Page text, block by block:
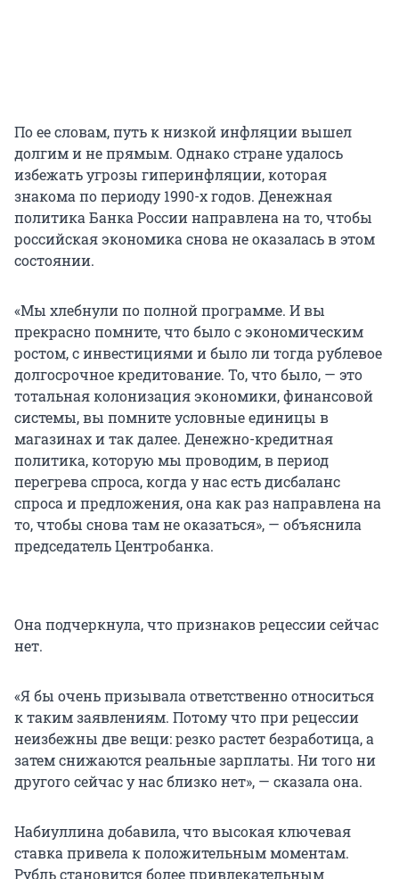
По ее словам, путь к низкой инфляции вышел
долгим и не прямым. Однако стране удалось
избежать угрозы гиперинфляции, которая
знакома по периоду1990-х годов. Денежная
политика Банка России направлена на то, чтобы
российская экономика снова не оказалась в этом
состоянии.
«Мы хлебнули по полной программе. И вы
прекрасно помните, что было с экономическим
ростом, с инвестициями и было ли тогда рублевое
долгосрочное кредитование. То, что было, — это
тотальная колонизация экономики, финансовой
системы, вы помните условные единицы в
магазинах и так далее. Денежно-кредитная
политика, которую мы проводим, в период
перегрева спроса, когда у нас есть дисбаланс
спроса и предложения, она как раз направлена на
то, чтобы снова там не оказаться», — объяснила
председатель Центробанка.
Она подчеркнула, что признаков рецессии сейчас
нет.
«Я бы очень призывала ответственно относиться
к таким заявлениям. Потому что при рецессии
неизбежны две вещи: резко растет безработица, а
затем снижаются реальные зарплаты. Ни того ни
другого сейчас у нас близко нет», — сказала она.
Набиуллина добавила, что высокая ключевая
ставка привела к положительным моментам.
Рубль становится более привлекательным